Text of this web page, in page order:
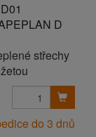
D
střechy
do 3 dnů